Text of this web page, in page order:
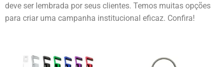
deve ser lembrada por seus clientes. Temos muitas opções
para criar uma campanha institucional eficaz. Confira!